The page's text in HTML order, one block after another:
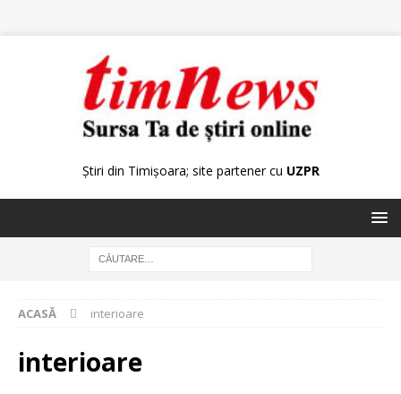
Știri din Timișoara; site partener cu UZPR
ACASĂ interioare
interioare